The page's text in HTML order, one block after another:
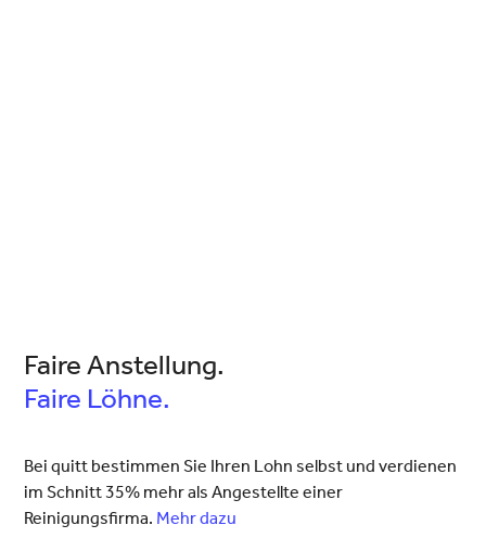
Faire Anstellung.
Faire Löhne.
Bei quitt bestimmen Sie Ihren Lohn selbst und verdienen
im Schnitt 35% mehr als Angestellte einer
Reinigungsfirma. Mehr dazu